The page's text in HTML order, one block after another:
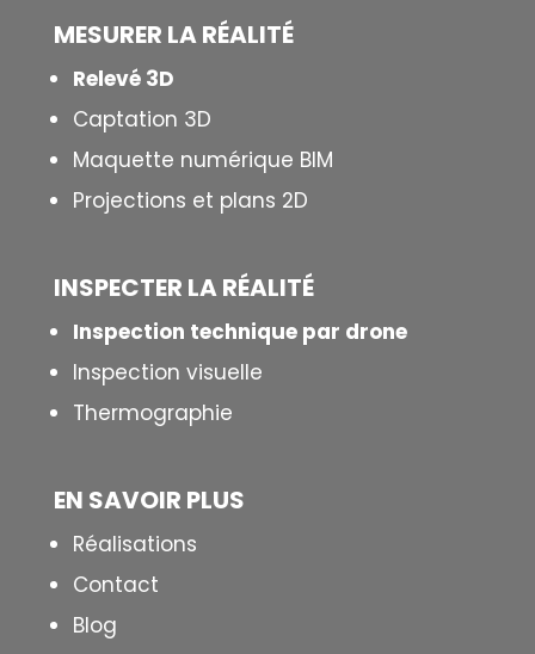
MESURER LARÉALITÉ
Relevé 3D
Captation 3D
Maquette numérique BIM
Projections et plans 2D
INSPECTER LA RÉALITÉ
Inspection technique par drone
Inspection visuelle
Thermographie
EN SAVOIR PLUS
Réalisations
Contact
Blog